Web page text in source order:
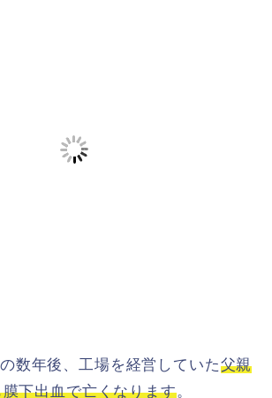
数年後、工場を経営していた父親
下出血で亡くなります。